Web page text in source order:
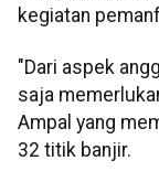
kegiatan
"Dari aspek
saja
Ampal yang
32 titik banjir.